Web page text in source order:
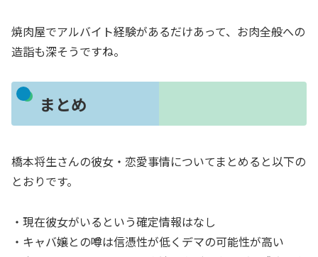
焼肉屋でアルバイト経験があるだけあって、お肉全般への
造詣も深そうですね。
まとめ
橋本将生さんの彼女・恋愛事情についてまとめると以下の
とおりです。
・現在彼女がいるという確定情報はなし
・キャバ嬢との噂は信憑性が低くデマの可能性が高い